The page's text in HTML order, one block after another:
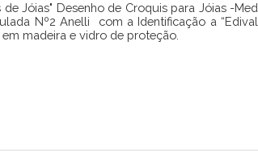
Jóias" Desenho de Croquis para Jóias -Med
Nº2 Anelli com a Identificação a “Edival
madeira e vidro de proteção.